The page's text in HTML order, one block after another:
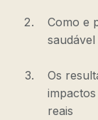
Como e
Os
reais